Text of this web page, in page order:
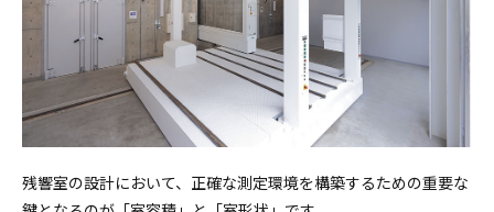
残響室の設計において、正確な測定環境を構築するための重要な